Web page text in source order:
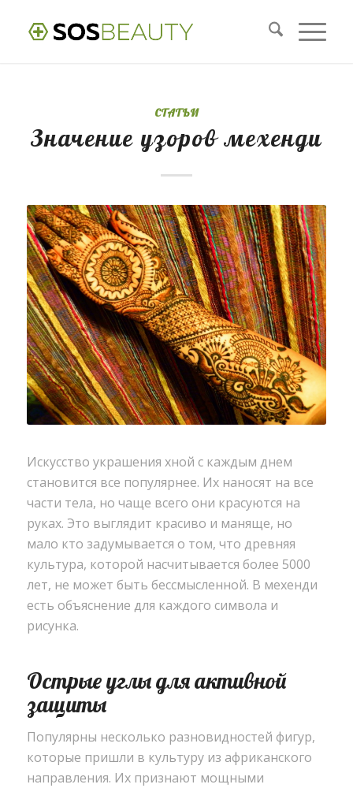
СТАТЬИ
Значение узоров мехенди
Искусство украшения хной с каждым днем
становится все популярнее. Их наносят на все
части тела, но чаще всего они красуются на
руках. Это выглядит красиво и маняще, но
мало кто задумывается о том, что древняя
культура, которой насчитывается более 5000
лет, не может быть бессмысленной. В мехенди
есть объяснение для каждого символа и
рисунка.
Острые углы для активной
защиты
Популярны несколько разновидностей фигур,
которые пришли в культуру из африканского
направления. Их признают мощными